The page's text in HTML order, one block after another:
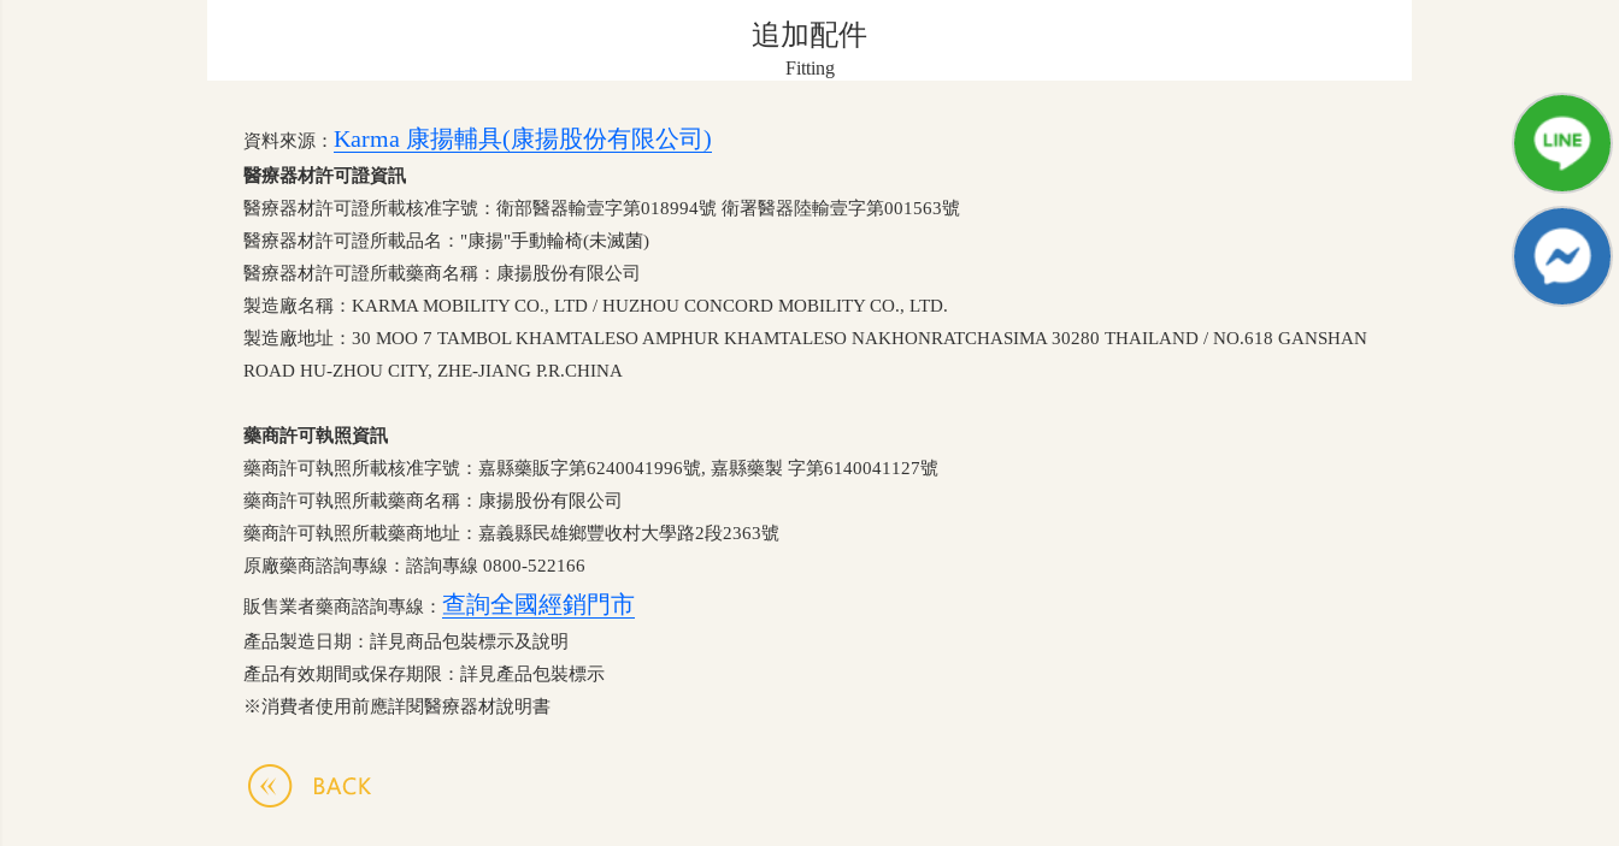
追加配件
Fitting
資料來源： Karma 康揚輔具(康揚股份有限公司)
醫療器材許可證資訊
醫療器材許可證所載核准字號：衛部醫器輸壹字第018994號 衛署醫器陸輸壹字第001563號
醫療器材許可證所載品名："康揚"手動輪椅(未滅菌)
醫療器材許可證所載藥商名稱：康揚股份有限公司
製造廠名稱：KARMA MOBILITY CO., LTD / HUZHOU CONCORD MOBILITY CO., LTD.
製造廠地址：30 MOO 7 TAMBOL KHAMTALESO AMPHUR KHAMTALESO NAKHONRATCHASIMA 30280 THAILAND / NO.618 GANSHAN
ROAD HU-ZHOU CITY, ZHE-JIANG P.R.CHINA
藥商許可執照資訊
藥商許可執照所載核准字號：嘉縣藥販字第6240041996號, 嘉縣藥製 字第6140041127號
藥商許可執照所載藥商名稱：康揚股份有限公司
藥商許可執照所載藥商地址：嘉義縣民雄鄉豐收村大學路2段2363號
原廠藥商諮詢專線：諮詢專線 0800-522166
販售業者藥商諮詢專線： 查詢全國經銷門市
產品製造日期：詳見商品包裝標示及說明
產品有效期間或保存期限：詳見產品包裝標示
※消費者使用前應詳閱醫療器材說明書